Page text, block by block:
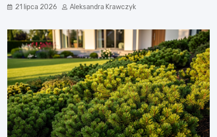
21 lipca 2026 Aleksandra Krawczyk